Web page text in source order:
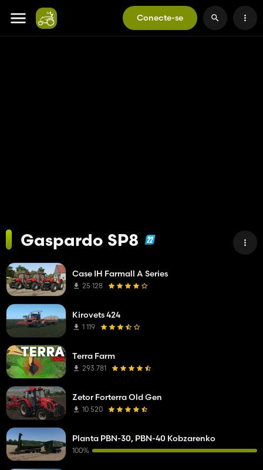
Conecte-se
Gaspardo SP8
Case IH Farmall A Series
25 128
Kirovets 424
1 119
Terra Farm
293 781
Zetor Forterra Old Gen
10 520
Planta PBN-30, PBN-40 Kobzarenko
100%